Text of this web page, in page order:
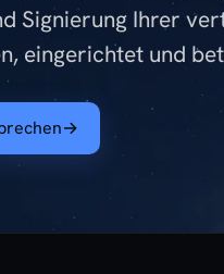
Signierung Ihrer
eingerichtet und
→